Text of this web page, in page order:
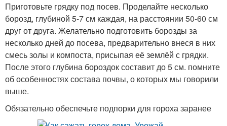
Приготовьте грядку под посев. Проделайте несколько
борозд, глубиной 5-7 см каждая, на расстоянии 50-60 см
друг от друга. Желательно подготовить борозды за
несколько дней до посева, предварительно внеся в них
смесь золы и компоста, присыпая её землёй с грядки.
После этого глубина бороздок составит до 5 см. помните
об особенностях состава почвы, о которых мы говорили
выше.
Обязательно обеспечьте подпорки для гороха заранее